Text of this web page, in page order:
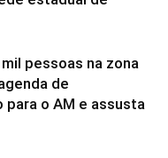
pessoas na zona
de
para o AM e assusta